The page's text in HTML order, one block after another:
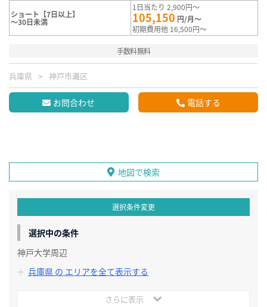
ショート【7日以上】
～30日未満
1日当たり 2,900円～
105,150 円/月～
初期費用他 16,500円～
手数料無料
兵庫県 神戸市灘区
お問合わせ 電話する
地図で検索
選択条件変更
選択中の条件
神戸大学周辺
兵庫県 の エリアを全て表示する
さらに表示